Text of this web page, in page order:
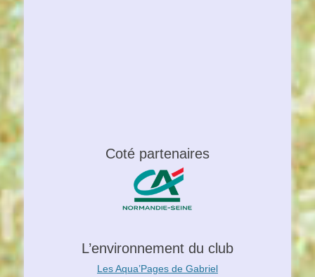
Coté partenaires
L’environnement du club
Les Aqua’Pages de Gabriel